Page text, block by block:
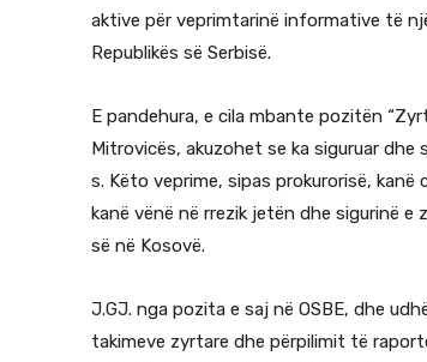
aktive për veprimtarinë informative të
Republikës së Serbisë.
E pandehura, e cila mbante pozitën
Mitrovicës, akuzohet se ka siguruar
s. Këto veprime, sipas prokurorisë,
kanë vënë në rrezik jetën dhe sigurinë
së në Kosovë.
J.GJ. nga pozita e saj në OSBE, dhe
takimeve zyrtare dhe përpilimit të